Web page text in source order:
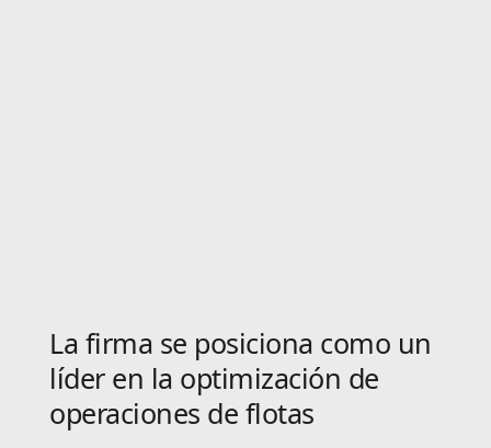
La firma se posiciona como un
líder en la optimización de
operaciones de flotas